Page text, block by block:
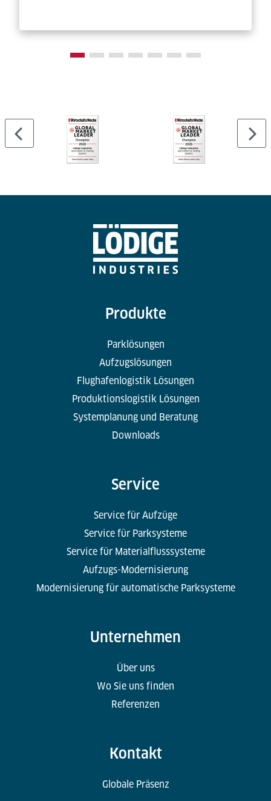
Produkte
Parklösungen
Aufzugslösungen
Flughafenlogistik Lösungen
Produktionslogistik Lösungen
Systemplanung und Beratung
Downloads
Service
Service für Aufzüge
Service für Parksysteme
Service für Materialflusssysteme
Aufzugs-Modernisierung
Modernisierung für automatische Parksysteme
Unternehmen
Über uns
Wo Sie uns finden
Referenzen
Kontakt
Globale Präsenz